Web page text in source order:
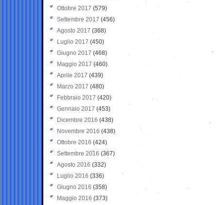
Ottobre 2017 (579)
Settembre 2017 (456)
Agosto 2017 (368)
Luglio 2017 (450)
Giugno 2017 (468)
Maggio 2017 (460)
Aprile 2017 (439)
Marzo 2017 (480)
Febbraio 2017 (420)
Gennaio 2017 (453)
Dicembre 2016 (438)
Novembre 2016 (438)
Ottobre 2016 (424)
Settembre 2016 (367)
Agosto 2016 (332)
Luglio 2016 (336)
Giugno 2016 (358)
Maggio 2016 (373)